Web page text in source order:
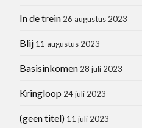
In de trein 26 augustus 2023
Blij 11 augustus 2023
Basisinkomen 28 juli 2023
Kringloop 24 juli 2023
(geen titel) 11 juli 2023